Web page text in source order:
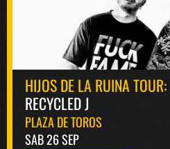
HIJOS DE LA RUINA TOUR:
RECYCLED J
PLAZA DE TOROS
SAB 26 SEP